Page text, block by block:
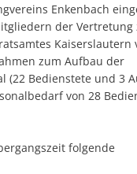
Enkenbach
der
Kaiserslautern
zum Aufbau der
(22 Bedienstete und 3
von 28
folgende